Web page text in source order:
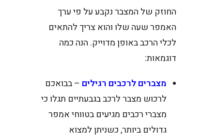
החוזק של המצבר נקבע על פי ערך
האמפר שעה שלו והוא צריך להתאים
לכלי הרכב באופן מדוייק. הנה כמה
דוגמאות:
מצברים לרכבים רגילים – בבואכם
לרכוש מצבר לרכב בגבעתיים תגלו כי
מצברי רכבים מגיעים בטווחי אמפר
גדולים ביותר, כשניתן למצוא